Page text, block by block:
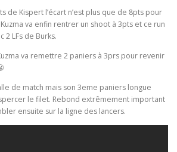
de Kispert l’écart n’est plus que de 8pts pour
va enfin rentrer un shoot à 3pts et ce run
2 LFs de Burks.
va remettre 2 paniers à 3prs pour revenir
de match mais son 3eme paniers longue
le filet. Rebond extrêmement important
ensuite sur la ligne des lancers.